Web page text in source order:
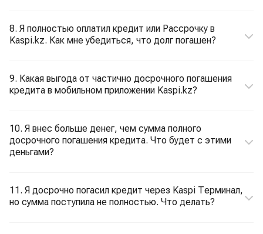
8. Я полностью оплатил кредит или Рассрочку в
Kaspi.kz. Как мне убедиться, что долг погашен?
9. Какая выгода от частично досрочного погашения
кредита в мобильном приложении Kaspi.kz?
10. Я внес больше денег, чем сумма полного
досрочного погашения кредита. Что будет с этими
деньгами?
11. Я досрочно погасил кредит через Kaspi Терминал,
но сумма поступила не полностью. Что делать?